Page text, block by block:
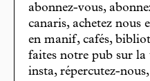
abonnez-vous,
canaris, achetez nous
en manif, cafés,
faites notre pub sur la
insta, répercutez-